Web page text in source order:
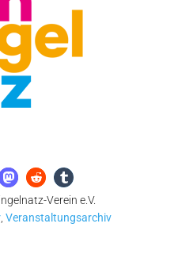
Verein e.V.
,Veranstaltungsarchiv